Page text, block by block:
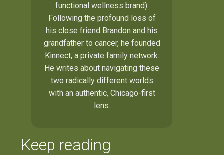
functional wellness brand).
Following the profound loss of
his close friend Brandon and his
grandfather to cancer, he founded
Kinnect, a private family network.
He writes about navigating these
two radically different worlds
with an authentic, Chicago-first
lens.
Keep reading